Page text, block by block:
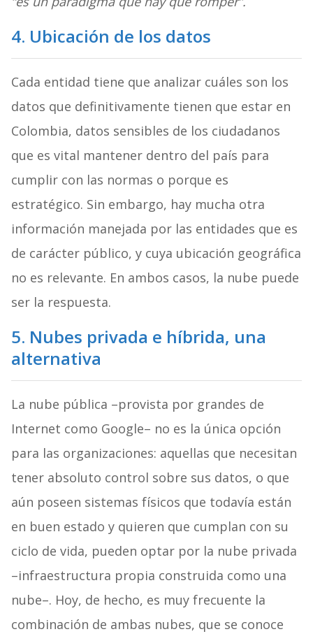
4. Ubicación de los datos
Cada entidad tiene que analizar cuáles son los
datos que definitivamente tienen que estar en
Colombia, datos sensibles de los ciudadanos
que es vital mantener dentro del país para
cumplir con las normas o porque es
estratégico. Sin embargo, hay mucha otra
información manejada por las entidades que es
de carácter público, y cuya ubicación geográfica
no es relevante. En ambos casos, la nube puede
ser la respuesta.
5. Nubes privada e híbrida, una
alternativa
La nube pública –provista por grandes de
Internet como Google– no es la única opción
para las organizaciones: aquellas que necesitan
tener absoluto control sobre sus datos, o que
aún poseen sistemas físicos que todavía están
en buen estado y quieren que cumplan con su
ciclo de vida, pueden optar por la nube privada
–infraestructura propia construida como una
nube–. Hoy, de hecho, es muy frecuente la
combinación de ambas nubes, que se conoce